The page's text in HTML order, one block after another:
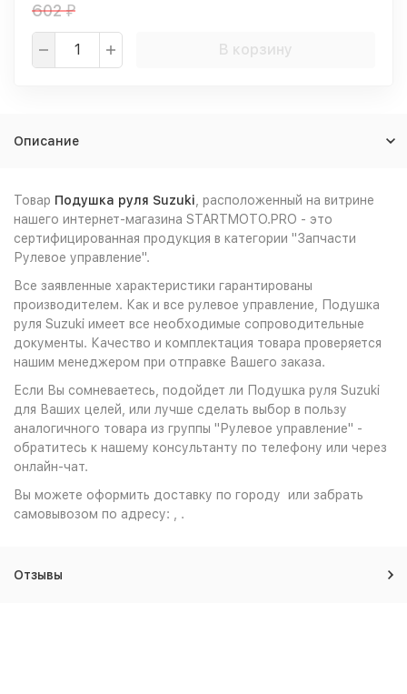
602₽
В корзину
Описание
Товар Подушка руля Suzuki , расположенный на витрине
нашего интернет-магазина STARTMOTO.PRO - это
сертифицированная продукция в категории "Запчасти
Рулевое управление".
Все заявленные характеристики гарантированы
производителем. Как и все рулевое управление, Подушка
руля Suzuki имеет все необходимые сопроводительные
документы. Качество и комплектация товара проверяется
нашим менеджером при отправке Вашего заказа.
Если Вы сомневаетесь, подойдет ли Подушка руля Suzuki
для Ваших целей, или лучше сделать выбор в пользу
аналогичного товара из группы "Рулевое управление" -
обратитесь к нашему консультанту по телефону или через
онлайн-чат.
Вы можете оформить доставку по городу или забрать
самовывозом по адресу: , .
Отзывы